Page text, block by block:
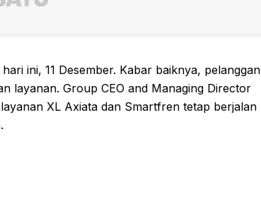
ini, 11 Desember. Kabar baiknya, pelanggan
layanan. Group CEO and Managing Director
XL Axiata dan Smartfren tetap berjalan